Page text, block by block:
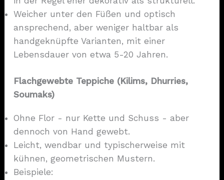
Weicher unter den Füßen und optisch
ansprechend, aber weniger haltbar als
handgeknüpfte Varianten, mit einer
Lebensdauer von etwa 5-20 Jahren.
Flachgewebte Teppiche (Kilims, Dhurries,
Soumaks)
Ohne Flor - nur Kette und Schuss - aber
dennoch von Hand gewebt.
Leicht, wendbar und typischerweise mit
kühnen, geometrischen Mustern.
Beispiele: